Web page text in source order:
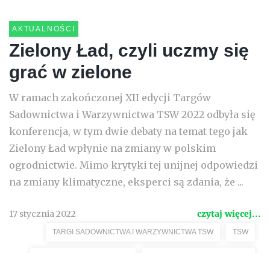
AKTUALNOŚCI
Zielony Ład, czyli uczmy się
grać w zielone
W ramach zakończonej XII edycji Targów
Sadownictwa i Warzywnictwa TSW 2022 odbyła się
konferencja, w tym dwie debaty na temat tego jak
Zielony Ład wpłynie na zmiany w polskim
ogrodnictwie. Mimo krytyki tej unijnej odpowiedzi
na zmiany klimatyczne, eksperci są zdania, że ...
17 stycznia 2022 czytaj więcej...
TARGI SADOWNICTWA I WARZYWNICTWA TSW TSW